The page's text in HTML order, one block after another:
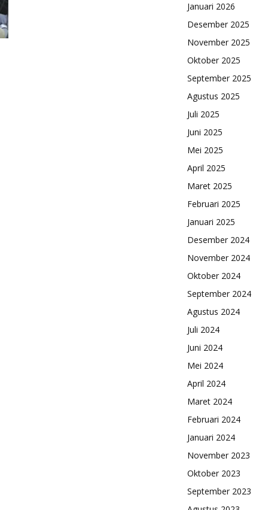
Januari 2026
Desember 2025
November 2025
Oktober 2025
September 2025
Agustus 2025
Juli 2025
Juni 2025
Mei 2025
April 2025
Maret 2025
Februari 2025
Januari 2025
Desember 2024
November 2024
Oktober 2024
September 2024
Agustus 2024
Juli 2024
Juni 2024
Mei 2024
April 2024
Maret 2024
Februari 2024
Januari 2024
November 2023
Oktober 2023
September 2023